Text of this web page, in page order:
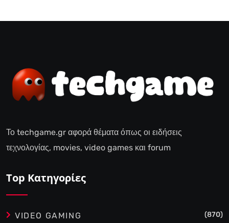
Το techgame.gr αφορά θέματα όπως οι ειδήσεις
τεχνολογίας, movies, video games και forum
Top Κατηγορίες
VIDEO GAMING (870)